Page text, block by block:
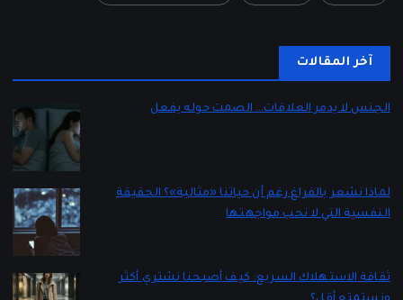
آخر المقالات
الجنس لا يدمر العلاقات… الصمت حوله يفعل
لماذا نشعر بالفراغ رغم أن حياتنا «مثالية»؟ الحقيقة
النفسية التي لا نحب مواجهتها
ثقافة الاستهلاك السريع: كيف أصبحنا نشتري أكثر